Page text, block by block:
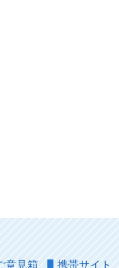
意見箱 携帯サイト